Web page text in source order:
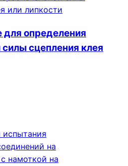
для определения
сцепления клея